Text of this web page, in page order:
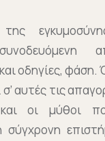
Voucher
οδηγίες, φάση.
αυτές τις
και οι μύθοι
σύγχρονη